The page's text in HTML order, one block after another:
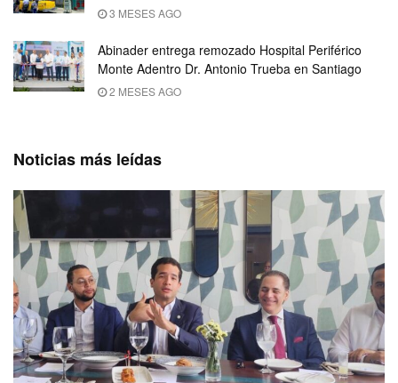
3 MESES AGO
Abinader entrega remozado Hospital Periférico
Monte Adentro Dr. Antonio Trueba en Santiago
2 MESES AGO
Noticias más leídas